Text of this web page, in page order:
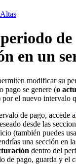
de
en un
modificar su
pago se genere (o
por el nuevo intervalo
de pago, accede
desde las
(también puedes
una sección en
dentro del
de pago, guarda y el